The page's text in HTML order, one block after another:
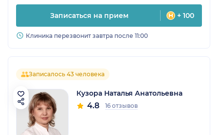
Записаться на прием + 100
Клиника перезвонит завтра после 11:00
Записалось 43 человека
Кузора Наталья Анатольевна
4.8 16 отзывов